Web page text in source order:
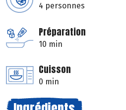
4 personnes
Préparation
10 min
Cuisson
0 min